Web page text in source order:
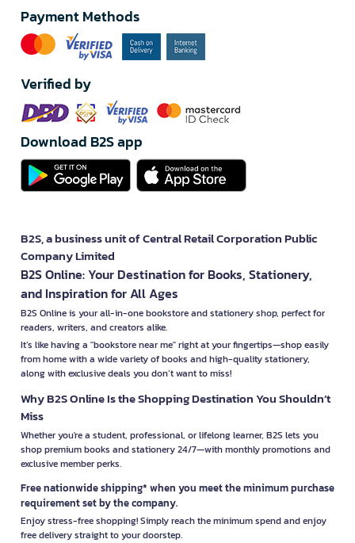
Payment Methods
Verified by
Download B2S app
B2S, a business unit of Central Retail Corporation Public
Company Limited
B2S Online: Your Destination for Books, Stationery,
and Inspiration for All Ages
B2S Online is your all-in-one bookstore and stationery shop, perfect for
readers, writers, and creators alike.
It’s like having a "bookstore near me" right at your fingertips—shop easily
from home with a wide variety of books and high-quality stationery,
along with exclusive deals you don’t want to miss!
Why B2S Online Is the Shopping Destination You Shouldn’t
Miss
Whether you're a student, professional, or lifelong learner, B2S lets you
shop premium books and stationery 24/7—with monthly promotions and
exclusive member perks.
Free nationwide shipping* when you meet the minimum purchase
requirement set by the company.
Enjoy stress-free shopping! Simply reach the minimum spend and enjoy
free delivery straight to your doorstep.